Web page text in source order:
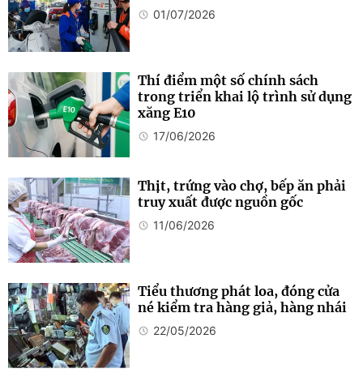
01/07/2026
Thí điểm một số chính sách
trong triển khai lộ trình sử dụng
xăng E10
17/06/2026
Thịt, trứng vào chợ, bếp ăn phải
truy xuất được nguồn gốc
11/06/2026
Tiểu thương phát loa, đóng cửa
né kiểm tra hàng giả, hàng nhái
22/05/2026